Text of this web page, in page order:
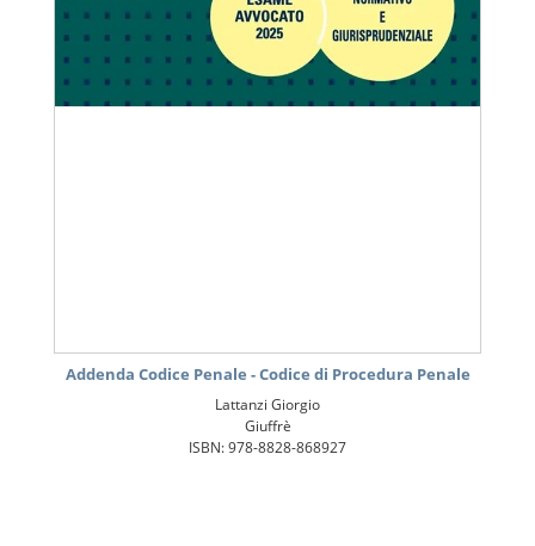
Addenda Codice Penale - Codice di Procedura Penale
Lattanzi Giorgio
Giuffrè
ISBN: 978-8828-868927